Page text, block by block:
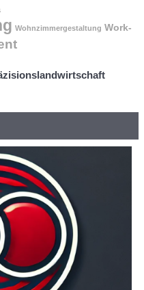
Wohnzimmergestaltung Work-